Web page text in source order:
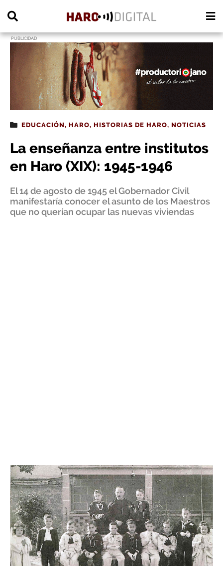
PUBLICIDAD
EDUCACIÓN, HARO, HISTORIAS DE HARO, NOTICIAS
La enseñanza entre institutos
en Haro (XIX): 1945-1946
El 14 de agosto de 1945 el Gobernador Civil
manifestaría conocer el asunto de los Maestros
que no querían ocupar las nuevas viviendas